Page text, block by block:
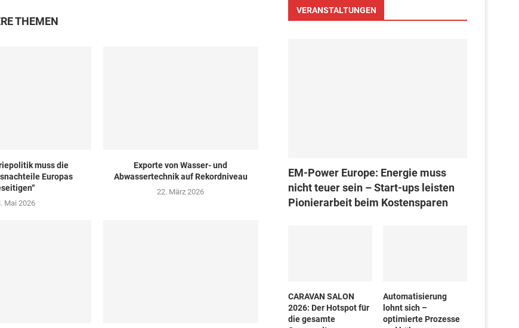
THEMEN
muss die
Europas
Mai 2026
Exporte von Wasser- und
Abwassertechnik auf Rekordniveau
22. März 2026
VERANSTALTUNGEN
EM-Power Europe: Energie muss
nicht teuer sein – Start-ups leisten
Pionierarbeit beim Kostensparen
CARAVAN SALON
2026: Der Hotspot für
die gesamte
Automatisierung
lohnt sich –
optimierte Prozesse